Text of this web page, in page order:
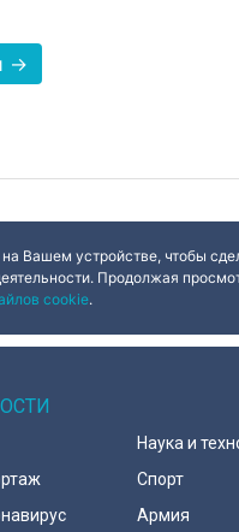
→
Вашем устройстве, чтобы
Продолжая
cookie.
Наука и
Спорт
Армия